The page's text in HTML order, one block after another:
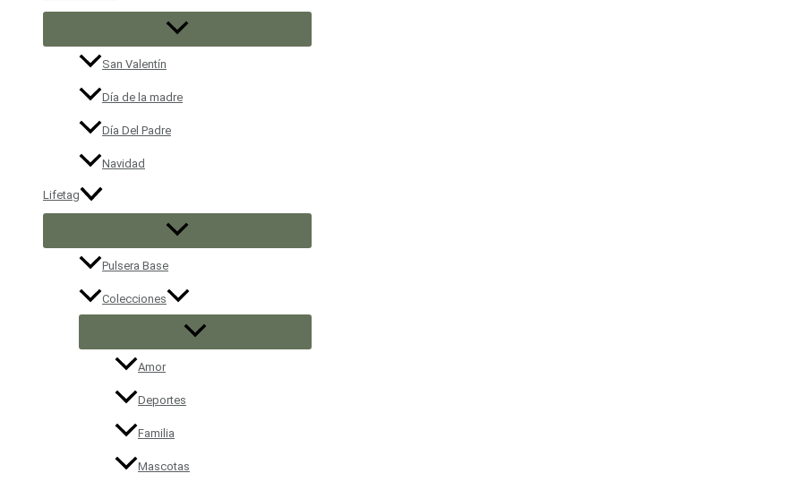
San Valentín
Día de la madre
Día Del Padre
Navidad
Lifetag
Pulsera Base
Colecciones
Amor
Deportes
Familia
Mascotas